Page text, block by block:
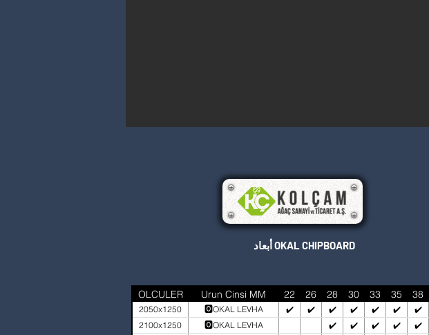
أبعاد OKAL CHIPBOARD
OLCULER Urun Cinsi MM 22 26 28 30 33 35 38
2050x1250 🅾️OKAL LEVHA ✔️ ✔️ ✔️ ✔️ ✔️ ✔️
✔️
2100x1250
🅾️OKAL LEVHA ✔️ ✔️ ✔️ ✔️
✔️